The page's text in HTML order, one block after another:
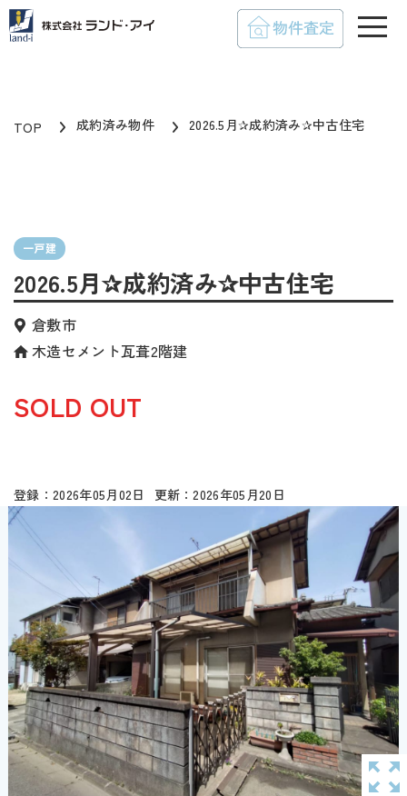
TOP 成約済み物件 2026.5月✰成約済み✰中古住宅
一戸建
2026.5月✰成約済み✰中古住宅
倉敷市
木造セメント瓦葺2階建
SOLD OUT
2026年05月02日 2026年05月20日